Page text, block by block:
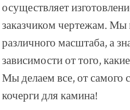
осуществляет
заказчиком чертежам.
различного масштаба, а
зависимости от того,
Мы делаем все, от самого
кочерги для камина!